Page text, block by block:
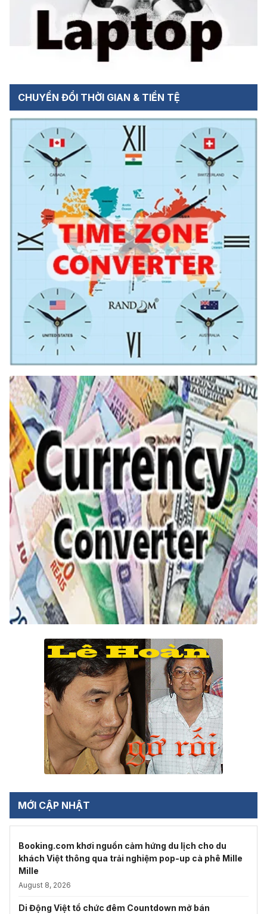
CHUYỂN ĐỔI THỜI GIAN & TIỀN TỆ
MỚI CẬP NHẬT
Booking.com khơi nguồn cảm hứng du lịch cho du
khách Việt thông qua trải nghiệm pop-up cà phê Mille
Mille
August 8, 2026
Di Động Việt tổ chức đêm Countdown mở bán